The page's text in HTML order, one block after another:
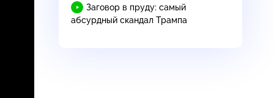
Заговор в пруду: самый
абсурдный скандал Трампа